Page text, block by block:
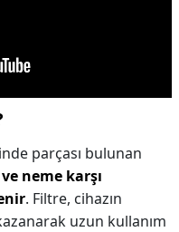
parçası bulunan
neme karşı
. Filtre, cihazın
uzun kullanım